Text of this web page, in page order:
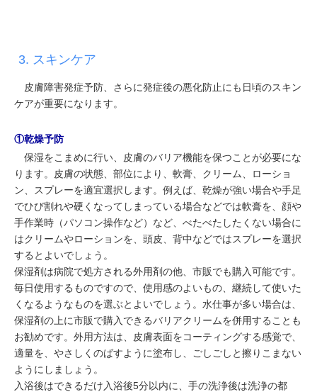
3. スキンケア
皮膚障害発症予防、さらに発症後の悪化防止にも日頃のスキン
ケアが重要になります。
①乾燥予防
保湿をこまめに行い、皮膚のバリア機能を保つことが必要にな
ります。皮膚の状態、部位により、軟膏、クリーム、ローショ
ン、スプレーを適宜選択します。例えば、乾燥が強い場合や手足
でひび割れや硬くなってしまっている場合などでは軟膏を、顔や
手作業時（パソコン操作など）など、べたべたしたくない場合に
はクリームやローションを、頭皮、背中などではスプレーを選択
するとよいでしょう。
保湿剤は病院で処方される外用剤の他、市販でも購入可能です。
毎日使用するものですので、使用感のよいもの、継続して使いた
くなるようなものを選ぶとよいでしょう。水仕事が多い場合は、
保湿剤の上に市販で購入できるバリアクリームを併用することも
お勧めです。外用方法は、皮膚表面をコーティングする感覚で、
適量を、やさしくのばすように塗布し、ごしごしと擦りこまない
ようにしましょう。
入浴後はできるだけ入浴後5分以内に、手の洗浄後は洗浄の都